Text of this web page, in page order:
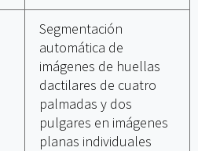
Segmentación
automática de
imágenes de huellas
dactilares de cuatro
palmadas y dos
pulgares en imágenes
planas individuales